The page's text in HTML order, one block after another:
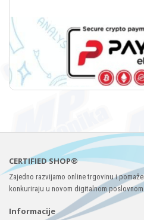
CERTIFIED SHOP®
Zajedno razvijamo online trgovinu i
konkuriraju u novom digitalnom poslovnom
Informacije